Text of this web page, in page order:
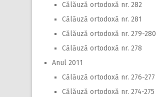
Călăuză ortodoxă nr. 282
Călăuză ortodoxă nr. 281
Călăuză ortodoxă nr. 279-280
Călăuză ortodoxă nr. 278
Anul 2011
Călăuză ortodoxă nr. 276-277
Călăuză ortodoxă nr. 274-275